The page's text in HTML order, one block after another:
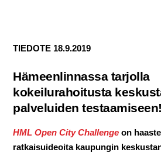
TIEDOTE 18.9.2019
Hämeenlinnassa tarjolla
kokeilurahoitusta
palveluiden testaamiseen!
HML Open City Challenge on
ratkaisuideoita kaupungin